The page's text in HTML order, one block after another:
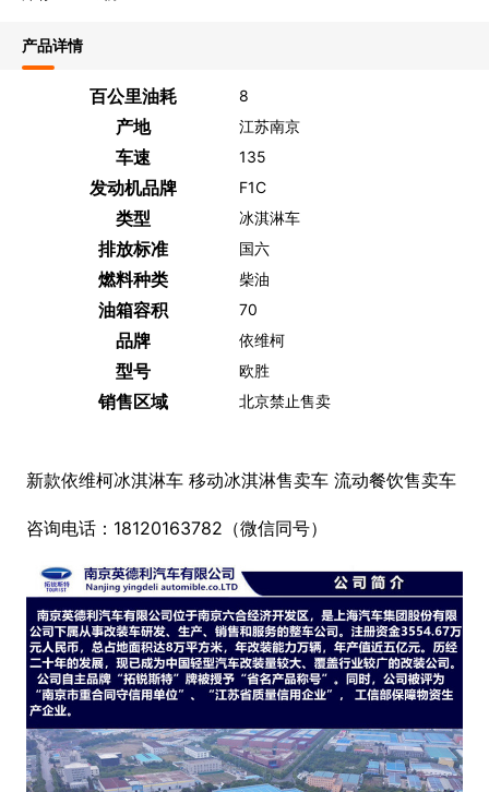
产品详情
百公里油耗 8
产地 江苏南京
车速 135
发动机品牌 F1C
类型 冰淇淋车
排放标准 国六
燃料种类 柴油
油箱容积 70
品牌 依维柯
型号 欧胜
销售区域 北京禁止售卖
新款依维柯冰淇淋车 移动冰淇淋售卖车 流动餐饮售卖车
咨询电话：18120163782（微信同号）